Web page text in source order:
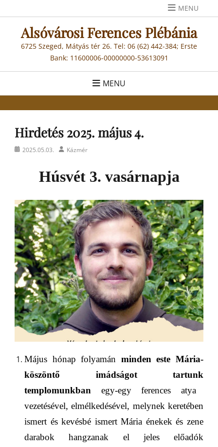
to
content
MENU
Alsóvárosi Ferences Plébánia
6725 Szeged, Mátyás tér 26. Tel: 06 (62) 442-384; Erste
Bank: 11600006-00000000-53613091
MENU
Hirdetés 2025. május 4.
Posted2025.05.03. AuthorKázmér
Húsvét 3. vasárnapja
Május hónap folyamán minden esteMária-
köszöntő imádságot tartunk
templomunkban
egy-egy ferences atya
vezetésével,elmélkedésével, melynek keretében
ismert és kevésbé ismert Mária énekek és zene
darabok hangzanak el jeles előadók